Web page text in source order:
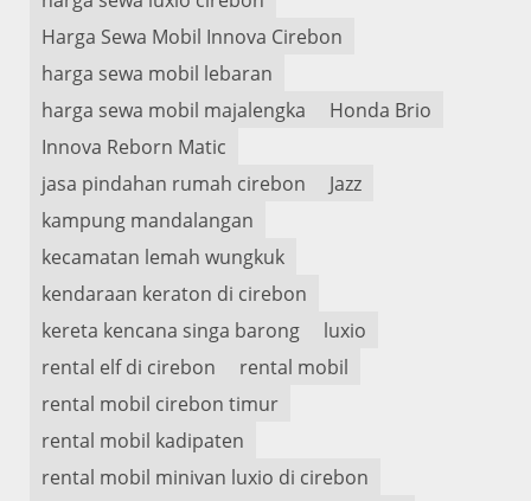
Harga Sewa Mobil Innova Cirebon
harga sewa mobil lebaran
harga sewa mobil majalengka
Honda Brio
Innova Reborn Matic
jasa pindahan rumah cirebon
Jazz
kampung mandalangan
kecamatan lemah wungkuk
kendaraan keraton di cirebon
kereta kencana singa barong
luxio
rental elf di cirebon
rental mobil
rental mobil cirebon timur
rental mobil kadipaten
rental mobil minivan luxio di cirebon